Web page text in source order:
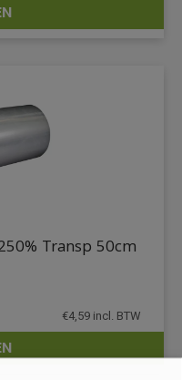
DETAILS
DETAILS
Transp 50cm
€4,59 incl. BTW